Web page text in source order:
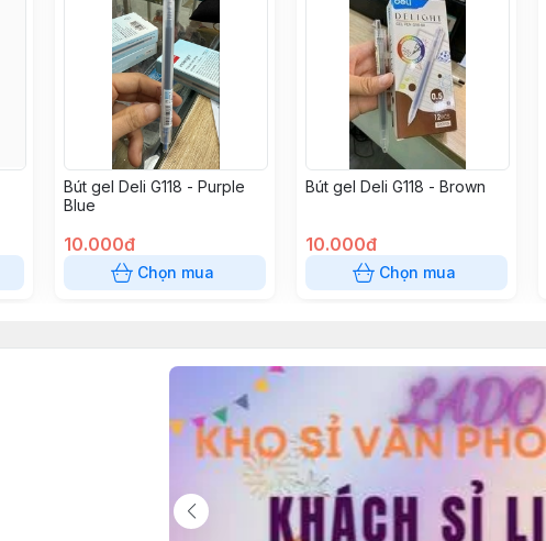
Bút gel Deli G118 - Purple
Blue
10.000đ
Chọn mua
Bút gel Deli G118 - Brown
10.000đ
Chọn mua